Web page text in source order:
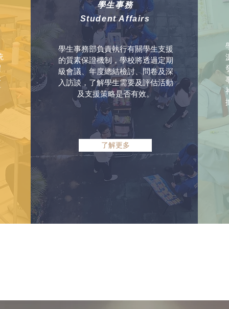
學生事務
​Student Affairs
學生事務部負責執行有關學生支援
的質素保證機制，學校將透過定期
級會議、年度總結檢討、問卷及深
入訪談，了解學生需要及評估活動
及支援策略是否有效。
了解更多